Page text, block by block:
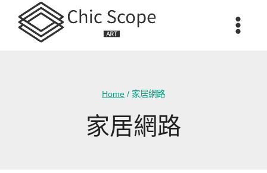
content
Home / 家居網路
家居網路